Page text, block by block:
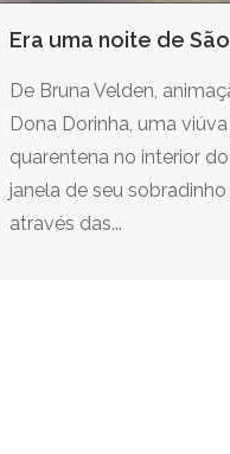
Era uma noite de
De Bruna Velden,
Dona Dorinha, uma
quarentena no interior
janela de seu
através das...